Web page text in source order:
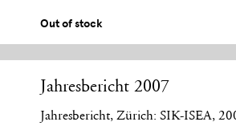
Out of stock
Jahresbericht 2007
Jahresbericht, Zürich: SIK-ISEA,